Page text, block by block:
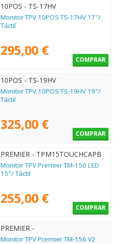
10POS - TS-17HV
Monitor TPV 10POS TS-17HV 17"/
Táctil
295,00 €
COMPRAR
10POS - TS-19HV
Monitor TPV 10POS TS-19HV 19"/
Táctil
325,00 €
COMPRAR
PREMIER - TPM15TOUCHCAPB
Monitor TPV Premier TM-150 LED
15"/ Táctil
255,00 €
COMPRAR
PREMIER -
TPM156TOUCHCAPB1
Monitor TPV Premier TM-156 V2